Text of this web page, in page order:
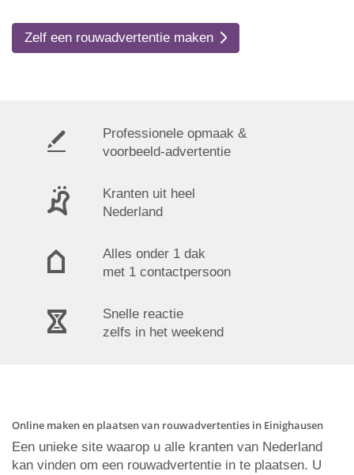
Zelf een rouwadvertentie maken
Professionele opmaak &
voorbeeld-advertentie
Kranten uit heel
Nederland
Alles onder 1 dak
met 1 contactpersoon
Snelle reactie
zelfs in het weekend
Online maken en plaatsen van rouwadvertenties in Einighausen
Een unieke site waarop u alle kranten van Nederland
kan vinden om een rouwadvertentie in te plaatsen. U